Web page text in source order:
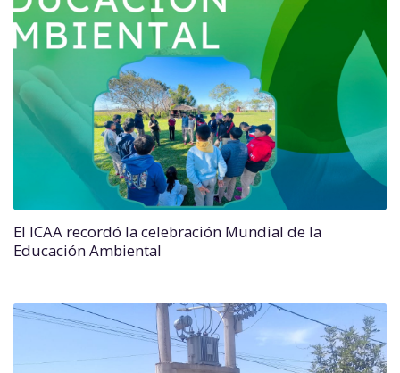
El ICAA recordó la celebración Mundial de la
Educación Ambiental